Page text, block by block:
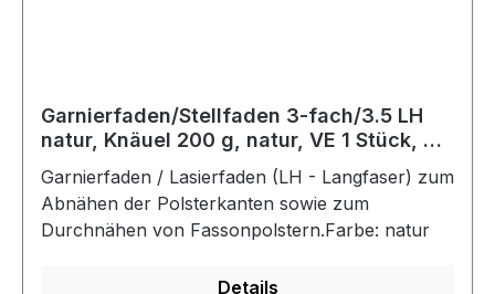
Garnierfaden/Stellfaden 3-fach/3.5 LH
natur, Knäuel 200 g, natur, VE 1 Stück, UV
10 Stück
Garnierfaden / Lasierfaden (LH - Langfaser) zum
Abnähen der Polsterkanten sowie zum
Durchnähen von Fassonpolstern.Farbe: natur
Details